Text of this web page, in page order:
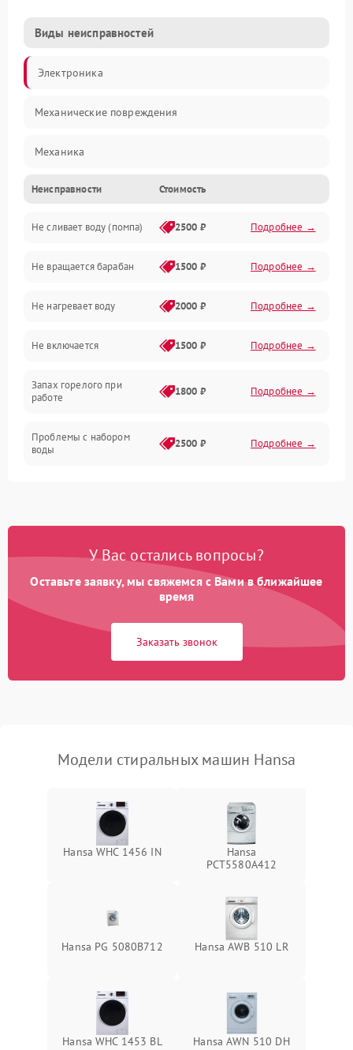
Виды неисправностей
Электроника
Механические повреждения
Механика
Электропитание
Водоснабжение
Слив
Программное обеспечение
Неисправности Стоимость
Не сливает воду (помпа) 2500 ₽ Подробнее →
Не вращается барабан 1500 ₽ Подробнее →
Не нагревает воду 2000 ₽ Подробнее →
Не включается 1500 ₽ Подробнее →
Запах горелого при
работе
1800 ₽ Подробнее →
Проблемы с набором
воды
2500 ₽ Подробнее →
Замена платы управления 2200 ₽ Подробнее →
У Вас остались вопросы?
Оставьте заявку, мы свяжемся с Вами в ближайшее
время
Заказать звонок
Модели стиральных машин Hansa
Hansa WHC 1456 IN
Hansa
РСТ5580А412
Hansa PG 5080B712 Hansa AWB 510 LR
Hansa WHC 1453 BL Hansa AWN 510 DH